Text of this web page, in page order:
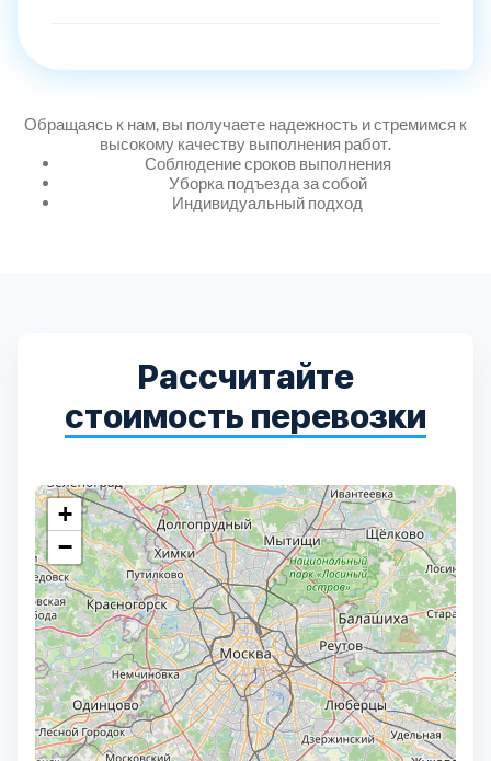
Обращаясь к нам, вы получаете надежность и стремимся к
высокому качеству выполнения работ.
Соблюдение сроков выполнения
Уборка подъезда за собой
Индивидуальный подход
Рассчитайте
стоимость перевозки
+
−
Волоколамский
Егорьевский 3
Зеленоградский 1
Истринский 11
Каширский 2